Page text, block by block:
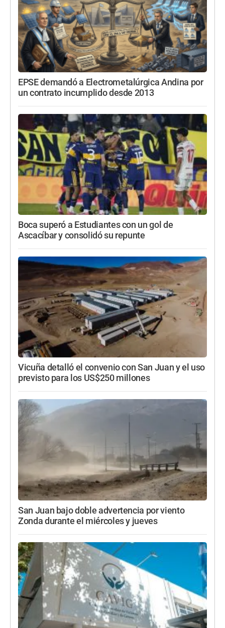
EPSE demandó a Electrometalúrgica Andina por
un contrato incumplido desde 2013
Boca superó a Estudiantes con un gol de
Ascacíbar y consolidó su repunte
Vicuña detalló el convenio con San Juan y el uso
previsto para los US$250 millones
San Juan bajo doble advertencia por viento
Zonda durante el miércoles y jueves